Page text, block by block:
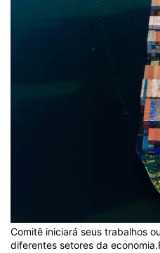
Comitê iniciará seus trabalhos
diferentes setores da